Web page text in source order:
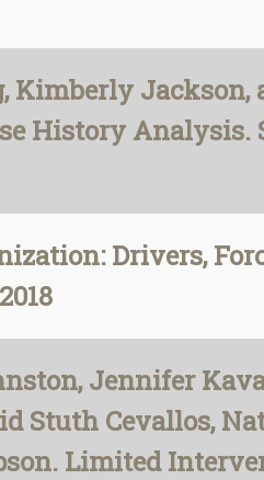
Kimberly Jackson,
History Analysis.
Drivers,
Jennifer
Stuth Cevallos,
Limited